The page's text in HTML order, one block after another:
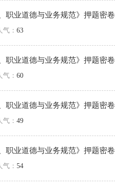
职业道德与业务规范》押题密卷
气： 63
职业道德与业务规范》押题密卷
气： 60
职业道德与业务规范》押题密卷
气： 49
职业道德与业务规范》押题密卷
气： 54